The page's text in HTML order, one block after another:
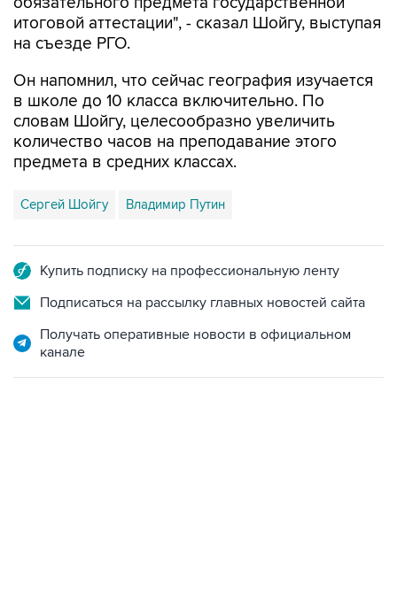
итоговой аттестации", - сказал Шойгу, выступая
на съезде РГО.
Он напомнил, что сейчас география изучается
в школе до 10 класса включительно. По
словам Шойгу, целесообразно увеличить
количество часов на преподавание этого
предмета в средних классах.
Сергей Шойгу Владимир Путин
Купить подписку на профессиональную ленту
Подписаться на рассылку главных новостей сайта
Получать оперативные новости в официальном
канале